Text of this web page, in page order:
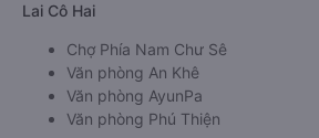
Lai Cô Hai
Chợ Phía Nam Chư Sê
Văn phòng An Khê
Văn phòng AyunPa
Văn phòng Phú Thiện